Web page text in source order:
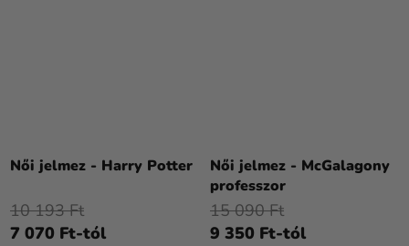
Női jelmez - Harry Potter
7 070 Ft-tól
10 193 Ft
Női jelmez - McGalagony
professzor
9 350 Ft-tól
15 090 Ft